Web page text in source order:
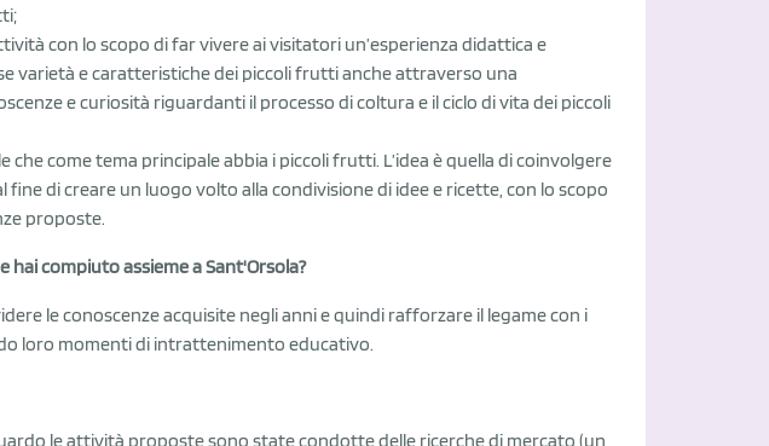
con lo scopo di far vivere ai visitatori un’esperienza didattica e
varietà e caratteristiche dei piccoli frutti anche attraverso una
e curiosità riguardanti il processo di coltura e il ciclo di vita dei piccoli
come tema principale abbia i piccoli frutti. L’idea è quella di coinvolgere
di creare un luogo volto alla condivisione di idee e ricette, con lo scopo
proposte.
hai compiuto assieme a Sant'Orsola?
le conoscenze acquisite negli anni e quindi rafforzare il legame con i
loro momenti di intrattenimento educativo.
le attività proposte sono state condotte delle ricerche di mercato (un